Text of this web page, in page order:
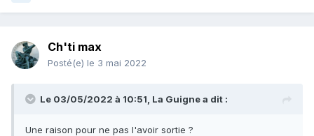
Ch'ti max
Posté(e) le 3 mai 2022
Le 03/05/2022 à 10:51, La Guignea dit :
Une raison pour ne pas l'avoir sortie ?